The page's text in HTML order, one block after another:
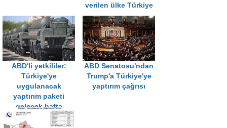
verilen ülke Türkiye
ABD'li yetkililer:
Türkiye'ye
uygulanacak
yaptırım paketi
gelecek hafta
açıklanacak
ABD Senatosu'ndan
Trump'a Türkiye'ye
yaptırım çağrısı